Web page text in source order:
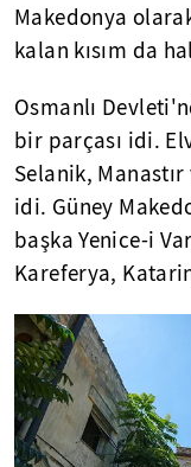
Makedonya
kalan kısım da
Osmanlı
bir parçası idi.
Selanik,
idi. Güney
başka Yenice-i
Kareferya,